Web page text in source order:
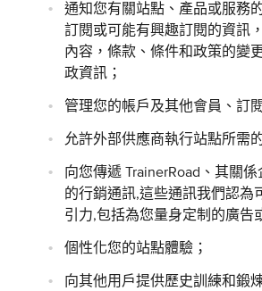
通知您有關站點、產品或服務
訂閱或可能有興趣訂閱的資訊
內容，條款、條件和政策的變
政資訊；
管理您的帳戶及其他會員、訂
允許外部供應商執行站點所需
向您傳遞 TrainerRoad、其關
的行銷通訊,這些通訊我們認為
引力,包括為您量身定制的廣告
個性化您的站點體驗；
向其他用戶提供歷史訓練和鍛